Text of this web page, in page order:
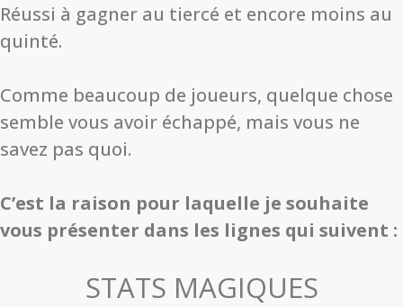
Réussi à gagner au tiercé et encore moins au
quinté.
Comme beaucoup de joueurs, quelque chose
semble vous avoir échappé, mais vous ne
savez pas quoi.
C’est la raison pour laquelle je souhaite
vous présenter dans les lignes qui suivent :
STATS MAGIQUES